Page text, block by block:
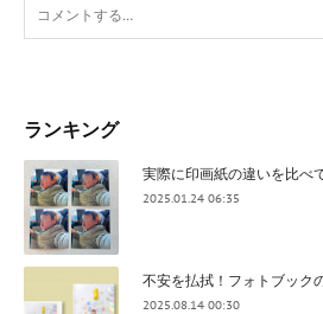
ランキング
実際に印画紙の違いを比べ
2025.01.24 06:35
不安を払拭！フォトブック
2025.08.14 00:30